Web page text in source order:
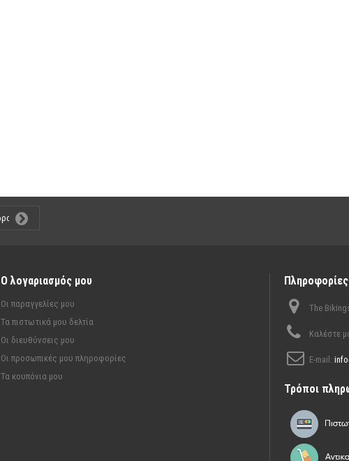
Ο λογαριασμός μου
Οι παραγγελίες μου
Τα πιστωτικά μου δελτία
Οι διευθύνσεις μου
Οι προσωπικές μου πληροφορίες
Τα κουπόνια μου
The
Καλέστε
E-mail:
Τρόποι